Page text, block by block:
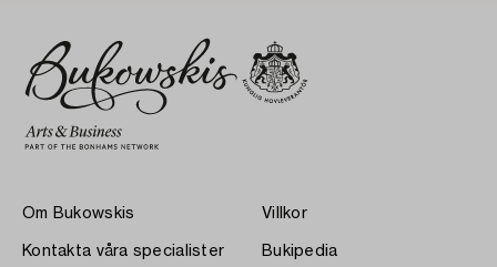
Om Bukowskis
Kontakta våra specialister
Villkor
Bukipedia